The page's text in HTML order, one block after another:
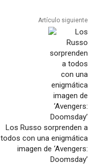
Artículo siguiente
Los Russo sorprenden a
todos con una enigmática
imagen de ‘Avengers:
Doomsday’